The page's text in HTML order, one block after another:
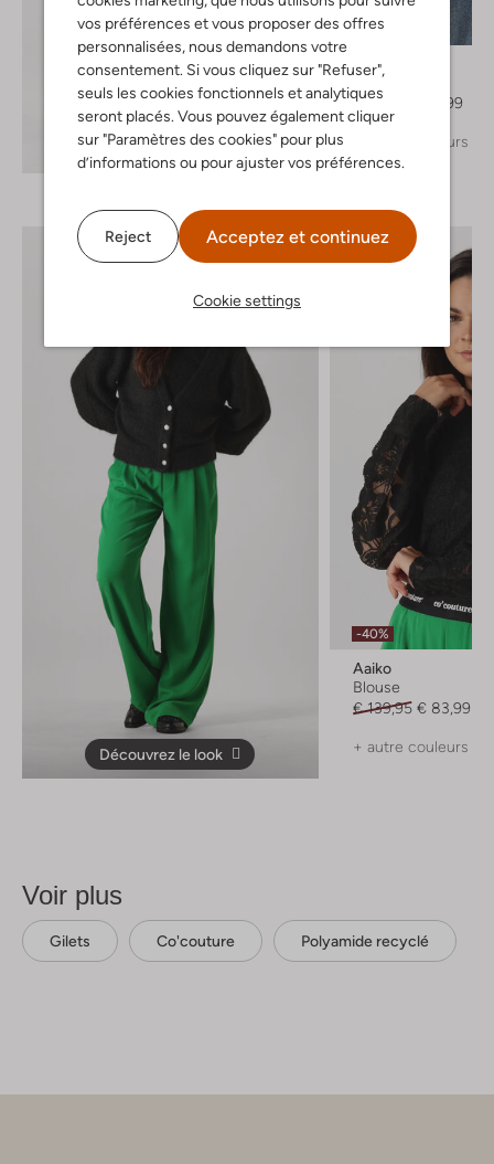
vos préférences et vous proposer des offres
personnalisées, nous demandons votre
consentement. Si vous cliquez sur "Refuser",
seuls les cookies fonctionnels et analytiques
seront placés. Vous pouvez également cliquer
sur "Paramètres des cookies" pour plus
d’informations ou pour ajuster vos préférences.
Reject Acceptez et continuez
Cookie settings
Découvrez le look
Dernière pièce
-20%
Notre-V
Haut
€ 29,99
€ 23,99
+ autre couleurs
Découvrez le look
-40%
Aaiko
Blouse
€ 139,95 € 83,99
+ autre couleurs
Voir plus
Gilets Co'couture Polyamide recyclé